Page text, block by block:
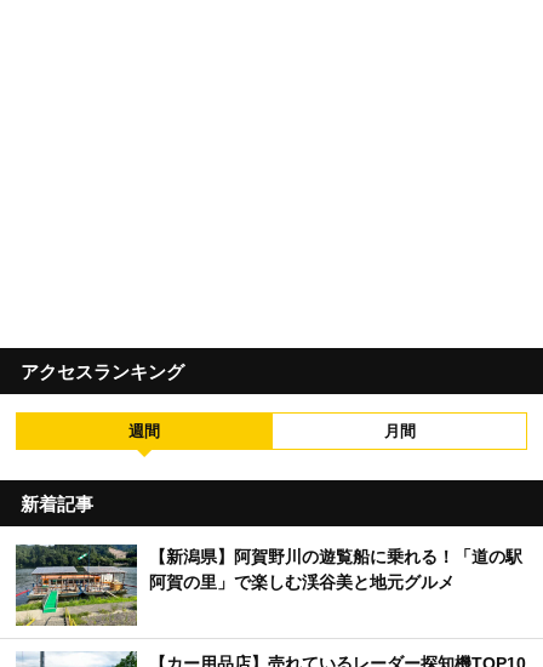
アクセスランキング
週間 月間
新着記事
【新潟県】阿賀野川の遊覧船に乗れる！「道の駅
阿賀の里」で楽しむ渓谷美と地元グルメ